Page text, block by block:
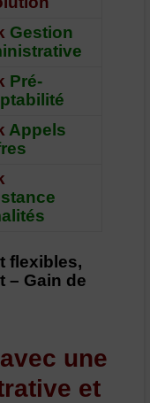
Gestion
Pré-
Appels
flexibles,
– Gain de
une
et